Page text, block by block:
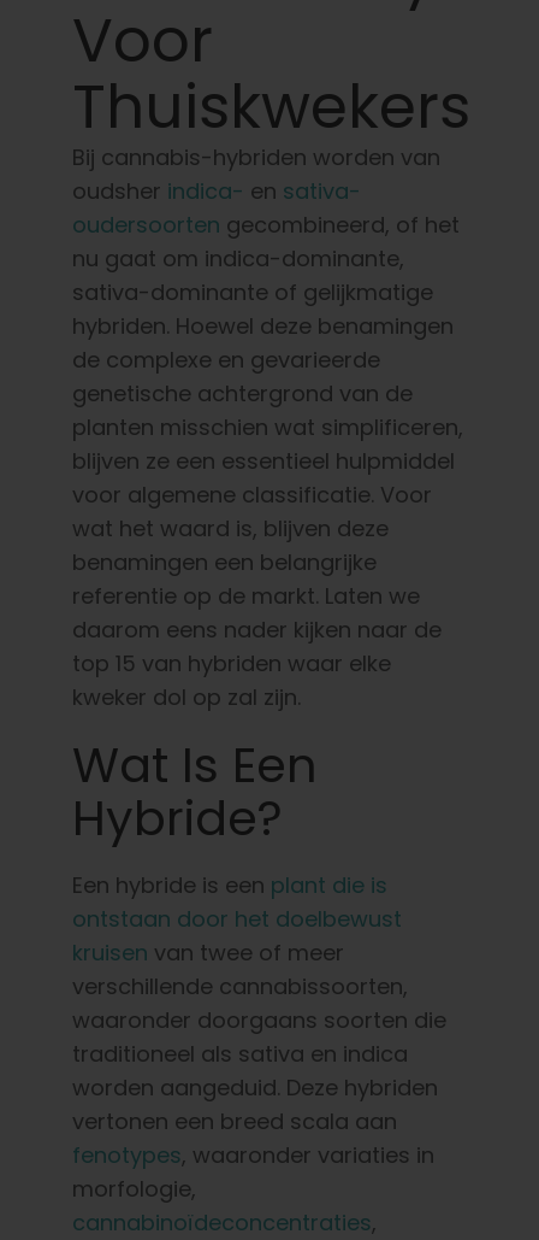
Druk op
Over
Pheno jagen
Behoud van Caribische genetica
Neem contact op met
Winkel op
Nederlands
Zoeken:
Voor
Thuiskwekers
Bij cannabis-hybriden worden van
oudsher indica- en sativa-
oudersoorten gecombineerd, of het
nu gaat om indica-dominante,
sativa-dominante of gelijkmatige
hybriden. Hoewel deze benamingen
de complexe en gevarieerde
genetische achtergrond van de
planten misschien wat simplificeren,
blijven ze een essentieel hulpmiddel
voor algemene classificatie. Voor
wat het waard is, blijven deze
benamingen een belangrijke
referentie op de markt. Laten we
daarom eens nader kijken naar de
top 15 van hybriden waar elke
kweker dol op zal zijn.
Wat Is Een
Hybride?
Een hybride is een plant die is
ontstaan door het doelbewust
kruisen van twee of meer
verschillende cannabissoorten,
waaronder doorgaans soorten die
traditioneel als sativa en indica
worden aangeduid. Deze hybriden
vertonen een breed scala aan
fenotypes, waaronder variaties in
morfologie,
cannabinoïdeconcentraties,